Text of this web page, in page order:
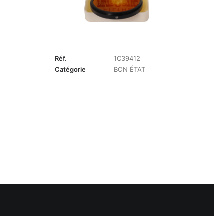
Réf.
1C39412
Catégorie
BON ÉTAT